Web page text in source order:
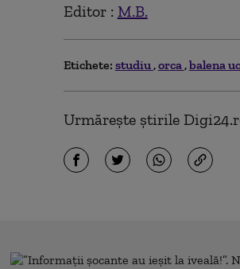
Editor : M.B.
Etichete: studiu orca balena
Urmărește știrile